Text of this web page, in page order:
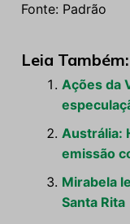
Fonte: Padrão
Leia Também:
Ações da
Austrália:
emissão
Mirabela
Santa Rita